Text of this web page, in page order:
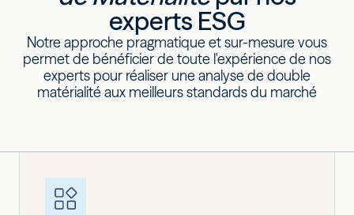
experts ESG
Notre approche pragmatique et sur-mesure vous
permet de bénéficier de toute l'expérience de nos
experts pour réaliser une analyse de double
matérialité aux meilleurs standards du marché